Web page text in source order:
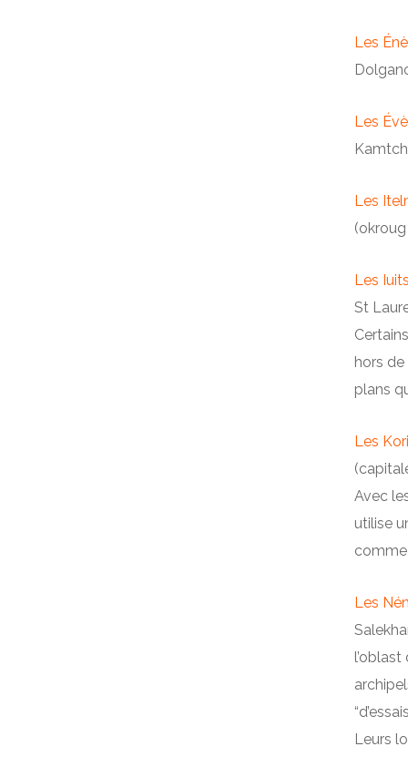
Les
Les
Les
Les Iuits
St
hors
plans
Les
Avec
utilise
comme
Les
Leurs